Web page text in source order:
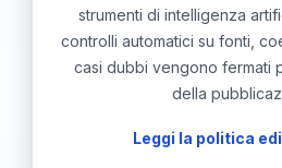
strumenti di intelligenza
controlli automatici su fonti,
casi dubbi vengono fermati
della
Leggi la politica